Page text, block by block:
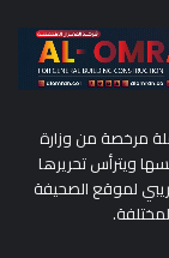
مرخصة من وزارة
ويترأس تحريرها
مايو 2024 بدأ البث التجريبي لموقع الصحيفة